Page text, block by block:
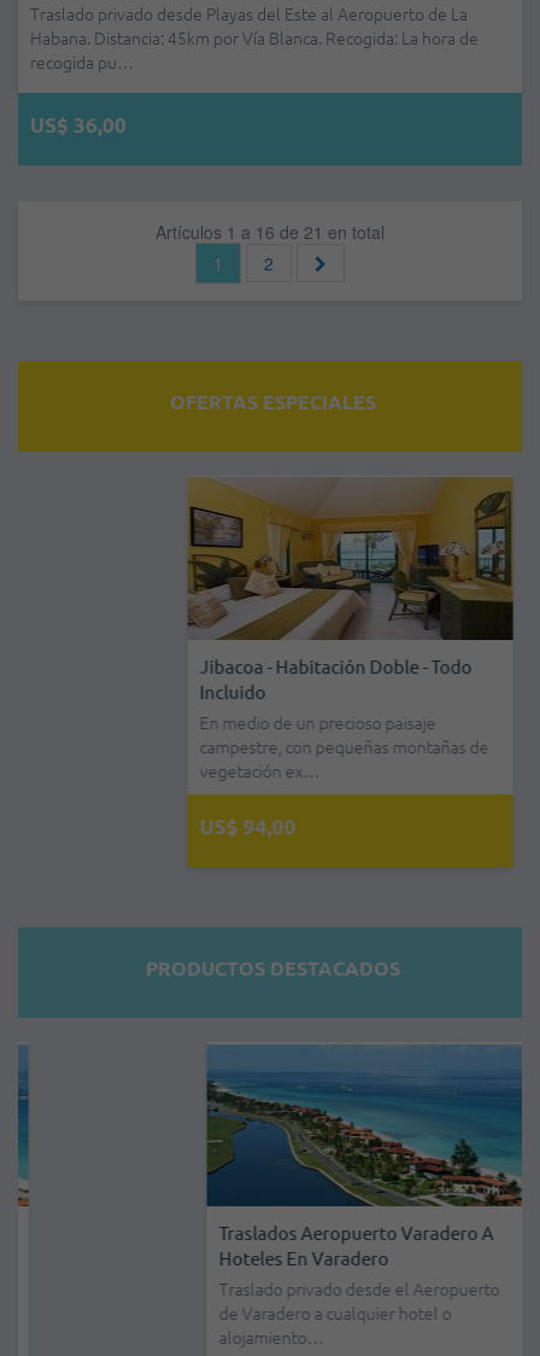
Traslado privado desde Playas del Este al Aeropuerto de La
Habana. Distancia: 45km por Vía Blanca. Recogida: La hora de
recogida pu…
US$ 36,00
Artículos 1 a 16 de 21 en total
1
2
OFERTAS ESPECIALES
Jibacoa - Habitación Doble - Todo
En medio de un precioso paisaje
campestre, con pequeñas montañas de
vegetación ex…
US$ 94,00
PRODUCTOS DESTACADOS
Traslados Aeropuerto Varadero A
Hoteles En Varadero
Traslado privado desde el Aeropuerto
de Varadero a cualquier hotel o
alojamiento…